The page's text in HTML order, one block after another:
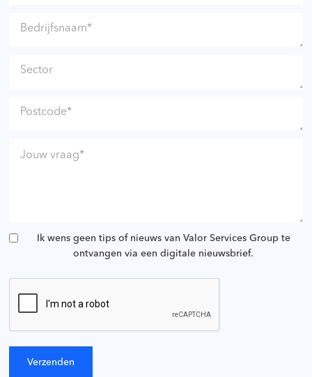
Ik wens geen tips of nieuws van Valor Services Group te
ontvangen via een digitale nieuwsbrief.